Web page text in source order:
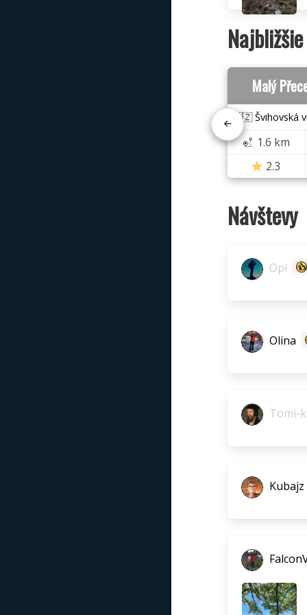
Malý
🇨🇿 Švihovská
1.6 km
2.3
Návštevy
Opí
Olina
Tomi-
Kubajz